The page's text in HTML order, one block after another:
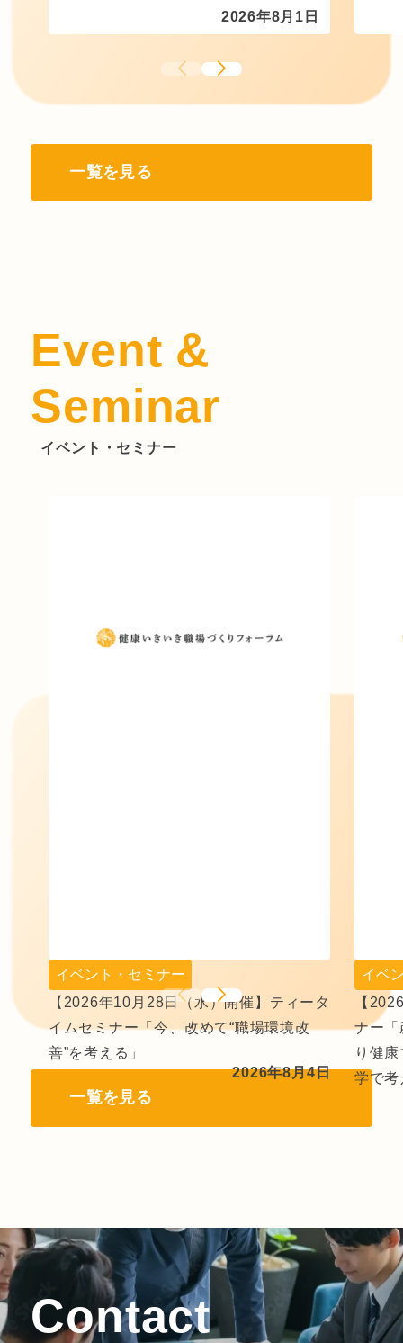
2026年8月1日
一覧を見る
Event &
Seminar
イベント・セミナー
イベント・セミナー
【2026年10月28日（水）開催】ティータ
イムセミナー「今、改めて“職場環境改
善”を考える」
2026年8月4日
イベ
【
ナー「
り健
学で考
一覧を見る
Contact